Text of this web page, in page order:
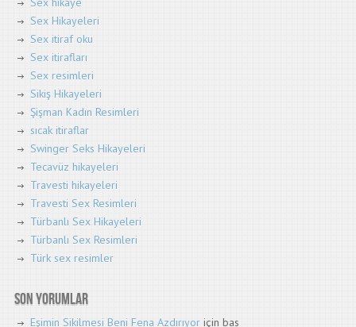
Sex Hikayeleri
Sex itiraf oku
Sex itirafları
Sex resimleri
Sikiş Hikayeleri
Şişman Kadın Resimleri
sıcak itiraflar
Swinger Seks Hikayeleri
Tecavüz hikayeleri
Travesti hikayeleri
Travesti Sex Resimleri
Türbanlı Sex Hikayeleri
Türbanlı Sex Resimleri
Türk sex resimler
Son yorumlar
Eşimin Sikilmesi Beni Fena Azdırıyoriçin bas